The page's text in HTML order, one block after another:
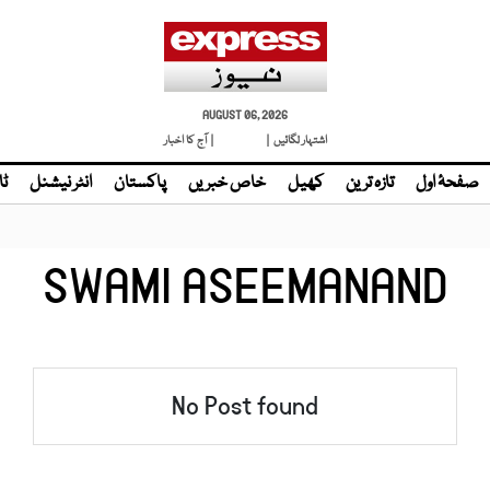
AUGUST 06, 2026
اشتہار لگائیں |
| آج کا اخبار
صفحۂ اول تازہ ترین کھیل خاص خبریں پاکستان انٹر نیشنل
SWAMI ASEEMANAND
No Post found